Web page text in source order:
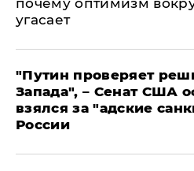
почему оптимизм
угасает
"Путин проверяет
Запада", – Сенат США
взялся за "адские
России